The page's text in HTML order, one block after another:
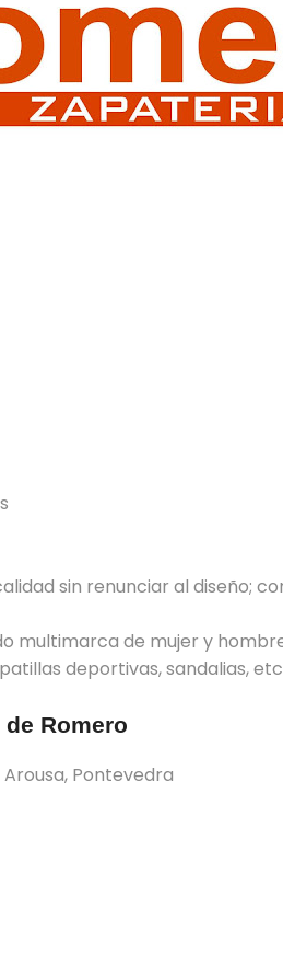
sin renunciar al diseño;
multimarca de mujer y
deportivas, sandalias,
Romero
Pontevedra